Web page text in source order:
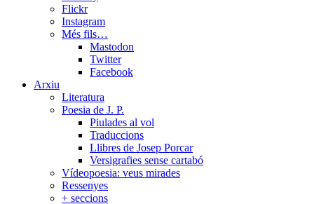
Flickr
Instagram
Més fils…
Mastodon
Twitter
Facebook
Arxiu
Literatura
Poesia de J. P.
Piulades al vol
Traduccions
Llibres de Josep Porcar
Versigrafies sense cartabó
Vídeopoesia: veus mirades
Ressenyes
+ seccions